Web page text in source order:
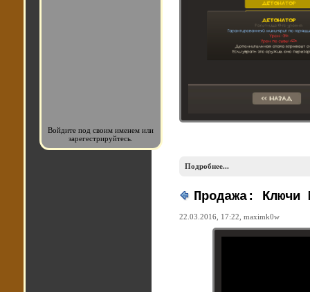
Подробнее...
Продажа: Ключи
22.03.2016, 17:22, maximk0w
Войдите под своим именем или
зарегестрируйтесь.